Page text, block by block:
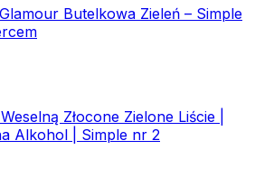
Butelkowa Zieleń – Simple
Złocone Zielone Liście |
Alkohol | Simple nr 2